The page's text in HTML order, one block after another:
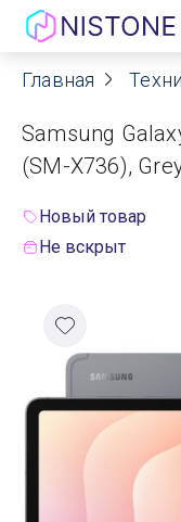
Акции
О нас
Договор
Контакты
Гарантия
Оплата
Главная
Samsung
(SM-X736),
Новый товар
Не вскрыт